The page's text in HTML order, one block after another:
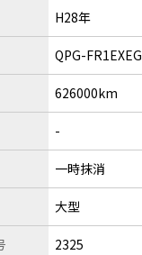
H28年
QPG-FR1EXEG
626000km
-
一時抹消
大型
2325